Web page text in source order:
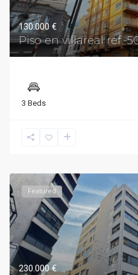
130.000 €
Piso en villareal ref.-
3 Beds
Featured
230.000 €